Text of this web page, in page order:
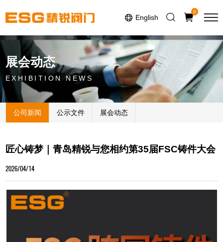
English
0
展会动态
EXHIBITION NEWS
公司新闻 公示文件 展会动态
匠心铸梦｜青岛精锐与您相约第35届FSC铸件大会
2026/04/14